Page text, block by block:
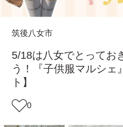
筑後八女市
5/18は八女でとってお
う！『子供服マルシェ
ト】
0